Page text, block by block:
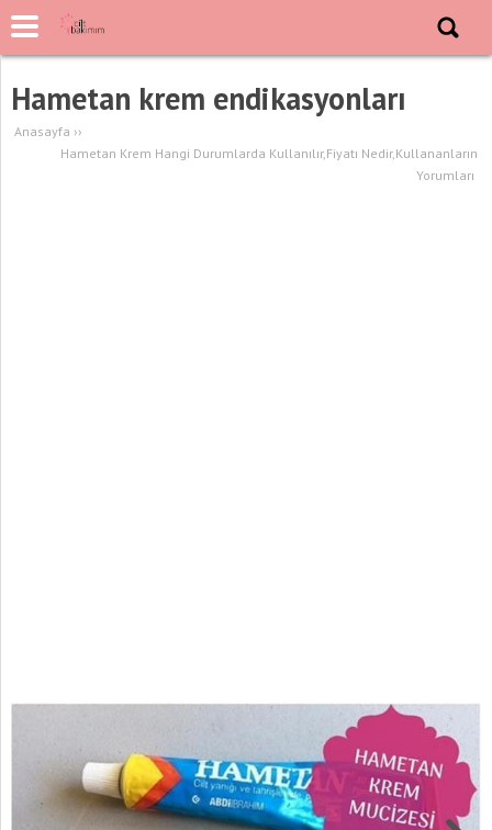
Hametan krem endikasyonları
Anasayfa ››
Hametan Krem Hangi Durumlarda Kullanılır,Fiyatı Nedir,Kullananların
Yorumları